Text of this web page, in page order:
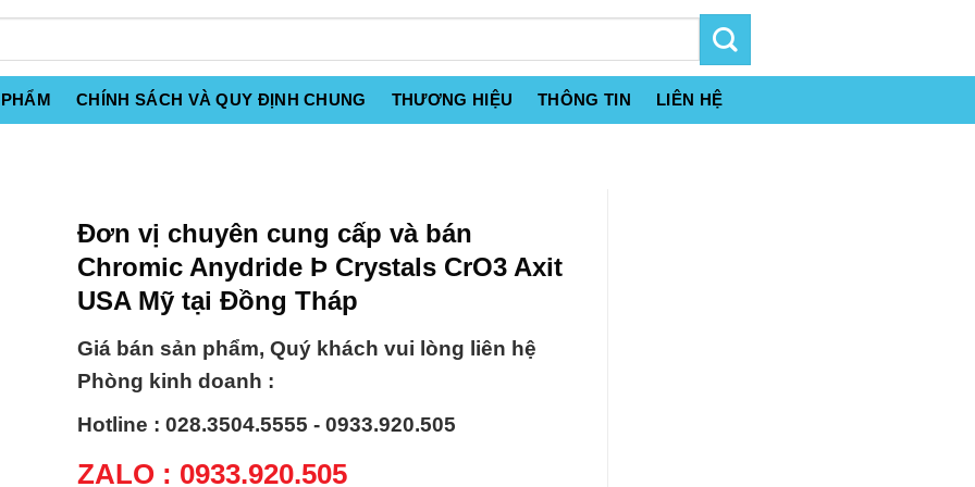
CHÍNH SÁCH VÀ QUY ĐỊNH CHUNG THƯƠNG HIỆU THÔNG TIN LIÊN HỆ
Đơn vị chuyên cung cấp và bán
Chromic Anydride Þ Crystals CrO3 Axit
USA Mỹ tại Đồng Tháp
Giá bán sản phẩm, Quý khách vui lòng liên hệ
Phòng kinh doanh :
Hotline : 028.3504.5555 - 0933.920.505
ZALO : 0933.920.505